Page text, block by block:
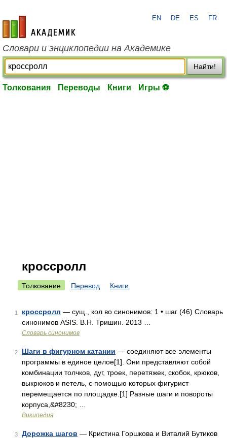
academic.ru
EN DE ES FR
Словари и энциклопедии на Академике
Найти!
Толкования Переводы Книги Игры ⚽
кроссролл
Толкование Перевод Книги
1 кроссролл — сущ., кол во синонимов: 1 • шаг (46) Словарь
синонимов ASIS. В.Н. Тришин. 2013 …
Словарь синонимов
2 Шаги в фигурном катании — соединяют все элементы
программы в единое целое[1]. Они представляют собой
комбинации толчков, дуг, троек, перетяжек, скобок, крюков,
выкрюков и петель, с помощью которых фигурист
перемещается по площадке.[1] Разные шаги и повороты
корпуса,&#8230; …
Википедия
3 Дорожка шагов — Кристина Горшкова и Виталий Бутиков